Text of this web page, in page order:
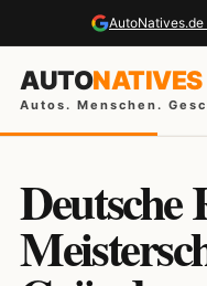
AUTONATIVES
Autos. Menschen.
Deutsche